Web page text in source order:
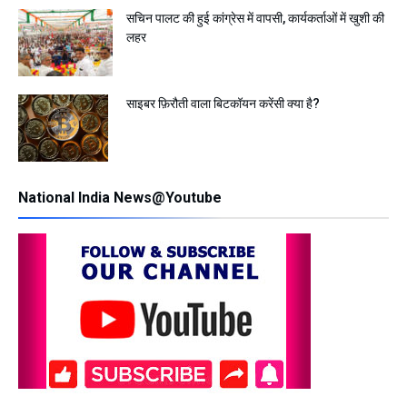
सचिन पालट की हुई कांग्रेस में वापसी, कार्यकर्ताओं में खुशी की
लहर
साइबर फ़िरौती वाला बिटकॉयन करेंसी क्या है?
National India News@Youtube